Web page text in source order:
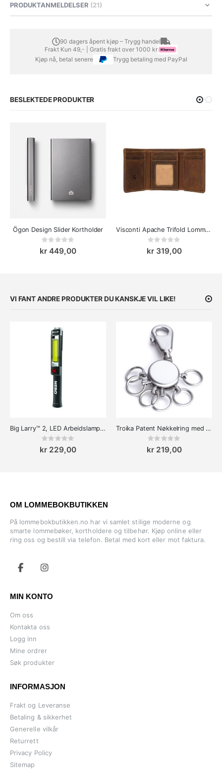
PRODUKTANMELDELSER 21
90 dagers åpent kjøp – Trygg handel
Frakt Kun 49,- | Gratis frakt over 1000 kr
Kjøp nå, betal senere
Trygg betaling med PayPal
BESLEKTEDE PRODUKTER
Ögon Design Slider Kortholder
Rating:
kr 449,00
Visconti Apache Trifold Lommebok
Rating:
kr 319,00
VI FANT ANDRE PRODUKTER DU KANSKJE VIL LIKE!
Big Larry™ 2, LED Arbeidslampe og Lommelykt
Rating:
kr 229,00
Troika Patent Nøkkelring med Karabinkrok
Rating:
kr 219,00
OM LOMMEBOKBUTIKKEN
På lommebokbutikken.no har vi samlet stilige moderne og
smarte lommebøker, kortholdere og tilbehør. Kjøp online eller
ring oss og bestill via telefon. Betal med kort eller mot faktura.
MIN KONTO
Om oss
Kontakta oss
Logg inn
Mine ordrer
Søk produkter
INFORMASJON
Frakt og Leveranse
Betaling & sikkerhet
Generelle vilkår
Returrett
Privacy Policy
Sitemap